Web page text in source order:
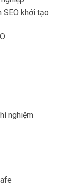
SEO khởi tạo
nghiệm